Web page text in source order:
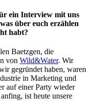
ein Interview mit uns
über euch erzählen
habt?
Baetzgen, die
von Wild&Water. Wir
gegründet haben, waren
in Marketing und
auf einer Party wieder
ist heute unsere